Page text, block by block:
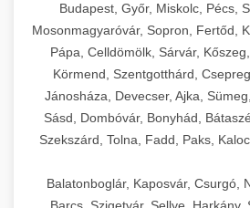
Budapest, Győr, Miskolc, Pécs,
Mosonmagyaróvár, Sopron, Fertőd,
Pápa, Celldömölk, Sárvár,
Körmend, Szentgotthárd,
Jánosháza, Devecser, Ajka,
Sásd, Dombóvár, Bonyhád,
Szekszárd, Tolna, Fadd, Paks,
Balatonboglár, Kaposvár, Csurgó,